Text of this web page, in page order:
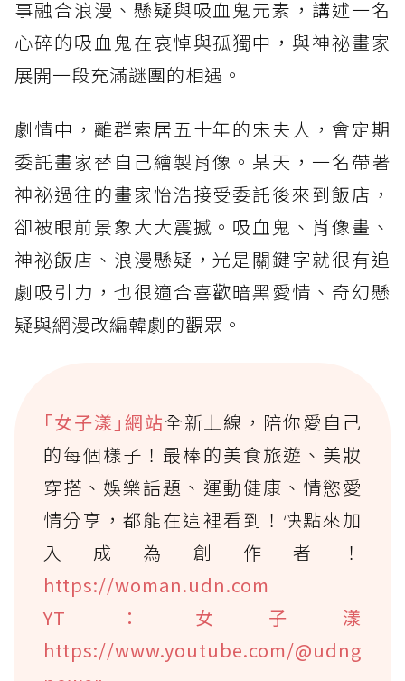
事融合浪漫、懸疑與吸血鬼元素，講述一名
心碎的吸血鬼在哀悼與孤獨中，與神祕畫家
展開一段充滿謎團的相遇。
劇情中，離群索居五十年的宋夫人，會定期
委託畫家替自己繪製肖像。某天，一名帶著
神祕過往的畫家怡浩接受委託後來到飯店，
卻被眼前景象大大震撼。吸血鬼、肖像畫、
神祕飯店、浪漫懸疑，光是關鍵字就很有追
劇吸引力，也很適合喜歡暗黑愛情、奇幻懸
疑與網漫改編韓劇的觀眾。
｢女子漾｣網站全新上線，陪你愛自己
的每個樣子！最棒的美食旅遊、美妝
穿搭、娛樂話題、運動健康、情慾愛
情分享，都能在這裡看到！快點來加
入成為創作者！
https://woman.udn.com
YT：女子漾
https://www.youtube.com/@udng